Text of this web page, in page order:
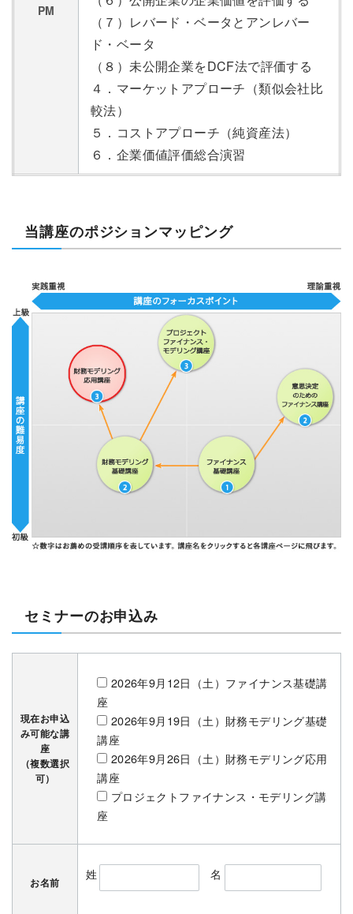
PM
（７）レバード・ベータとアンレバー
ド・ベータ
（８）未公開企業をDCF法で評価する
４．マーケットアプローチ（類似会社比
較法）
５．コストアプローチ（純資産法）
６．企業価値評価総合演習
当講座のポジションマッピング
セミナーのお申込み
現在お申込
み可能な講
座
（複数選択
可）
2026年9月12日（土）ファイナンス基礎講
座
2026年9月19日（土）財務モデリング基礎
講座
2026年9月26日（土）財務モデリング応用
講座
プロジェクトファイナンス・モデリング講
座
お名前
姓 名